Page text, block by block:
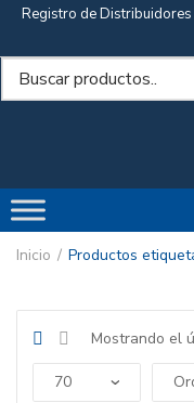
Registro de Distribuidores
Inicio Productos
Mostrando el